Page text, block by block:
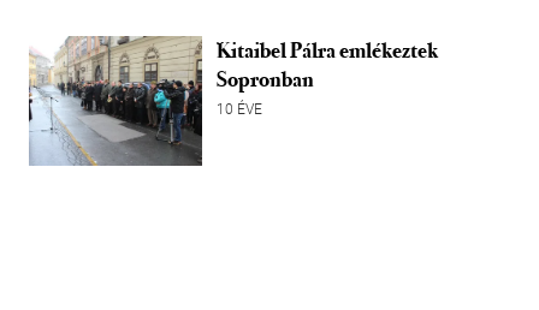
Kitaibel Pálra emlékeztek
Sopronban
10 ÉVE